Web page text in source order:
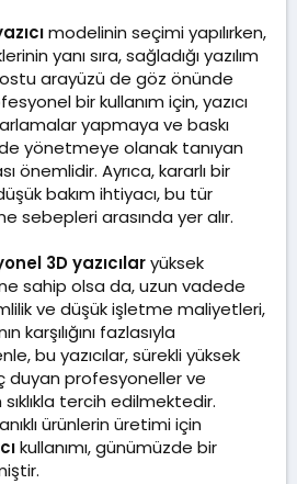
modelinin seçimi yapılırken,
yanı sıra, sağladığı yazılım
arayüzü de göz önünde
bir kullanım için, yazıcı
yapmaya ve baskı
yönetmeye olanak tanıyan
önemlidir. Ayrıca, kararlı bir
bakım ihtiyacı, bu tür
sebepleri arasında yer alır.
3D yazıcılaryüksek
sahip olsa da, uzun vadede
ve düşük işletme maliyetleri,
karşılığını fazlasıyla
bu yazıcılar, sürekli yüksek
duyan profesyoneller ve
tercih edilmektedir.
ürünlerin üretimi için
kullanımı, günümüzde bir